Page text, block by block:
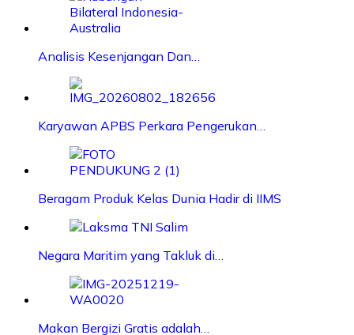
Analisis Kesenjangan Dan…
Karyawan APBS Perkara Pengerukan…
Beragam Produk Kelas Dunia Hadir di IIMS
Negara Maritim yang Takluk di…
Makan Bergizi Gratis adalah…